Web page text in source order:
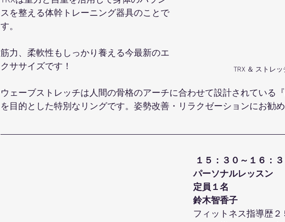
TRX ＆ ストレ
スを整える体幹トレーニング器具のことで
す。
筋力、柔軟性もしっかり養える今最新のエ
クササイズです！
ウェーブストレッチは人間の骨格のアーチに合わせて設計されている『
を目的とした特別なリングです。姿勢改善・リラクゼーションにお勧め
１５：３０～１６：３
パーソナルレッスン
定員１名
鈴木智香子
フィットネス指導歴